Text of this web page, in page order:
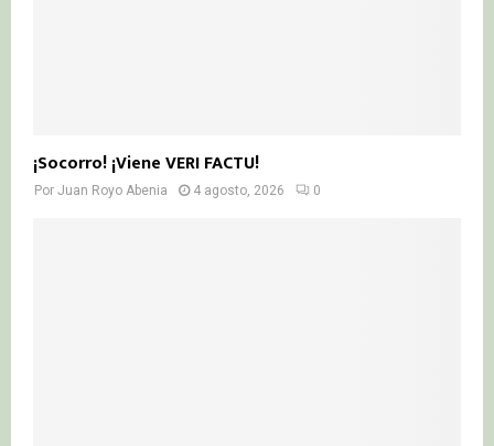
¡Socorro! ¡Viene VERI FACTU!
Por Juan Royo Abenia 4 agosto, 2026 0